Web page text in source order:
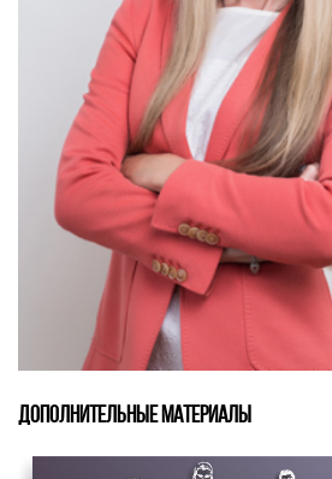
ДОПОЛНИТЕЛЬНЫЕ МАТЕРИАЛЫ